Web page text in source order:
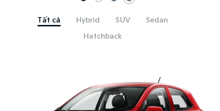
Tất cả Hybrid SUV
Sedan
Hatchback